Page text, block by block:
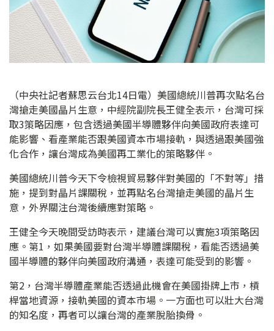
（中央社記者蘇思云台北14日電）美國總統川普再次點名台
灣搶走美國晶片生意，中經院副院長王健全表示，台灣可採
取3策略因應，包含透過美國半導體夥伴向美國政府表達可
能影響、看產業能否跟美國資本市場接軌，與透過跟美國強
化合作，讓台灣成為美國再工業化的策略夥伴。
美國總統川普今天下令檢視貿易夥伴對美國的「不對等」措
施，提到對晶片課關稅，並再點名台灣搶走美國的晶片生
意，外界關注台灣後續應對策略。
王健全今天晚間受訪時表示，建議台灣可以實施3項策略因
應。第1，如果美國要對台灣半導體課關稅，看能否透過美
國半導體的夥伴向美國政府溝通，表達可能受到的影響。
第2，台灣半導體產業能否透過此機會在美國掛牌上市，槓
桿當地資源，接軌美國的資本市場。一方面也可以壯大台灣
的知名度，再者可以讓台灣的產業脫胎換骨。